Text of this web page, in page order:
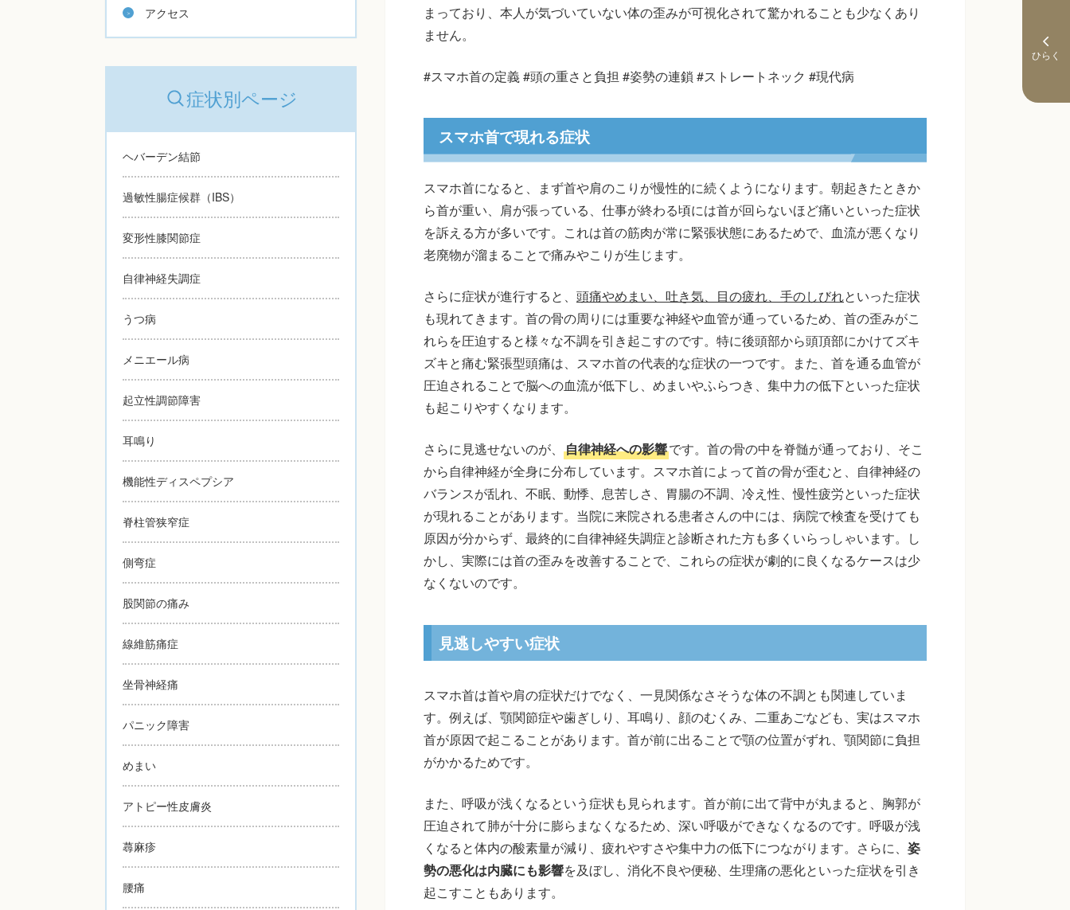
まっており、本人が気づいていない体の歪みが可視化されて驚かれることも少なくあり
ません。
#スマホ首の定義 #頭の重さと負担 #姿勢の連鎖 #ストレートネック #現代病
スマホ首で現れる症状
スマホ首になると、まず首や肩のこりが慢性的に続くようになります。朝起きたときか
ら首が重い、肩が張っている、仕事が終わる頃には首が回らないほど痛いといった症状
を訴える方が多いです。これは首の筋肉が常に緊張状態にあるためで、血流が悪くなり
老廃物が溜まることで痛みやこりが生じます。
さらに症状が進行すると、 頭痛やめまい、吐き気、目の疲れ、手のしびれといった症状
も現れてきます。首の骨の周りには重要な神経や血管が通っているため、首の歪みがこ
れらを圧迫すると様々な不調を引き起こすのです。特に後頭部から頭頂部にかけてズキ
ズキと痛む緊張型頭痛は、スマホ首の代表的な症状の一つです。また、首を通る血管が
圧迫されることで脳への血流が低下し、めまいやふらつき、集中力の低下といった症状
も起こりやすくなります。
さらに見逃せないのが、 自律神経への影響です。首の骨の中を脊髄が通っており、そこ
から自律神経が全身に分布しています。スマホ首によって首の骨が歪むと、自律神経の
バランスが乱れ、不眠、動悸、息苦しさ、胃腸の不調、冷え性、慢性疲労といった症状
が現れることがあります。当院に来院される患者さんの中には、病院で検査を受けても
原因が分からず、最終的に自律神経失調症と診断された方も多くいらっしゃいます。し
かし、実際には首の歪みを改善することで、これらの症状が劇的に良くなるケースは少
なくないのです。
見逃しやすい症状
スマホ首は首や肩の症状だけでなく、一見関係なさそうな体の不調とも関連していま
す。例えば、顎関節症や歯ぎしり、耳鳴り、顔のむくみ、二重あごなども、実はスマホ
首が原因で起こることがあります。首が前に出ることで顎の位置がずれ、顎関節に負担
がかかるためです。
また、呼吸が浅くなるという症状も見られます。首が前に出て背中が丸まると、胸郭が
圧迫されて肺が十分に膨らまなくなるため、深い呼吸ができなくなるのです。呼吸が浅
くなると体内の酸素量が減り、疲れやすさや集中力の低下につながります。さらに、 姿
勢の悪化は内臓にも影響を及ぼし、消化不良や便秘、生理痛の悪化といった症状を引き
起こすこともあります。
アクセス
症状別ページ
ヘバーデン結節
過敏性腸症候群（IBS）
変形性膝関節症
自律神経失調症
うつ病
メニエール病
起立性調節障害
耳鳴り
機能性ディスペプシア
脊柱管狭窄症
側弯症
股関節の痛み
線維筋痛症
坐骨神経痛
パニック障害
めまい
アトピー性皮膚炎
蕁麻疹
腰痛